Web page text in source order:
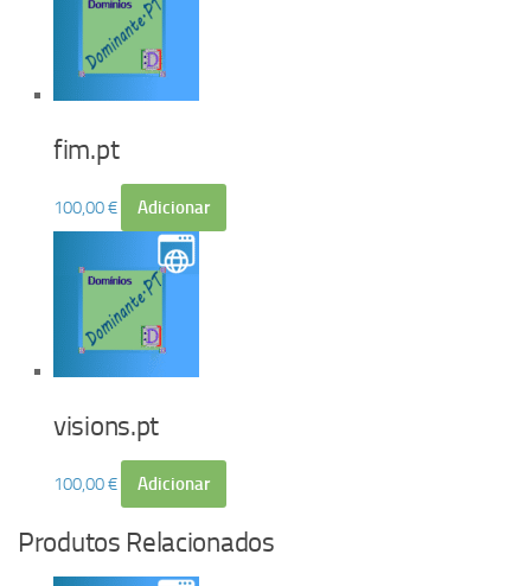
fim.pt
100,00€ Adicionar
visions.pt
100,00€ Adicionar
Produtos Relacionados